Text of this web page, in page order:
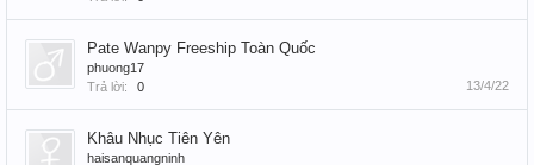
Pate Wanpy Freeship Toàn Quốc
phuong17
Trả lời:
0 13/4/22
Khâu Nhục Tiên Yên
haisanquangninh